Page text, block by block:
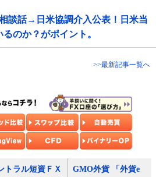
談話→日米協調介入公表！日米当
のか？がポイント。
>>最新記事一覧へ
トラル短資ＦＸ
GMO外貨 「外貨e